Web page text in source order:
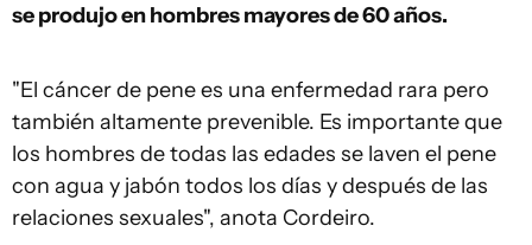
se produjo en hombres mayores de 60 años.
"El cáncer de pene es una enfermedad rara pero
también altamente prevenible. Es importante que
los hombres de todas las edades se laven el pene
con agua y jabón todos los días y después de las
relaciones sexuales", anota Cordeiro.